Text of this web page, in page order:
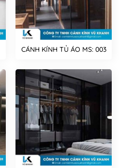
CÁNH KÍNH TỦ ÁO MS: 003